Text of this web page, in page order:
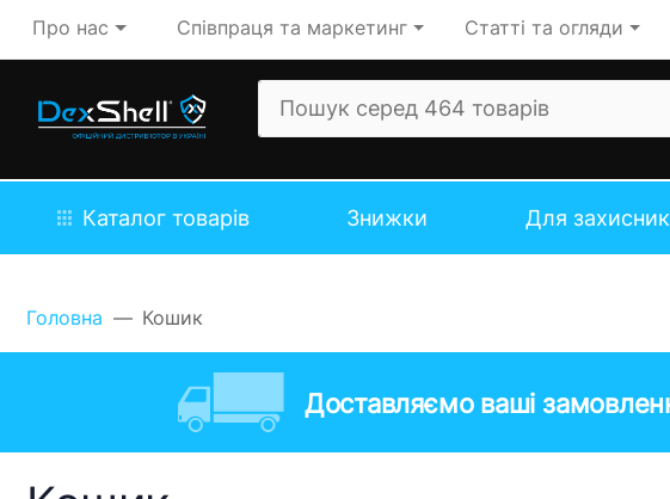
Про нас Співпраця та маркетинг Статті та огляди
Каталог товарів Знижки Для
Головна Кошик
Доставляємо ваші